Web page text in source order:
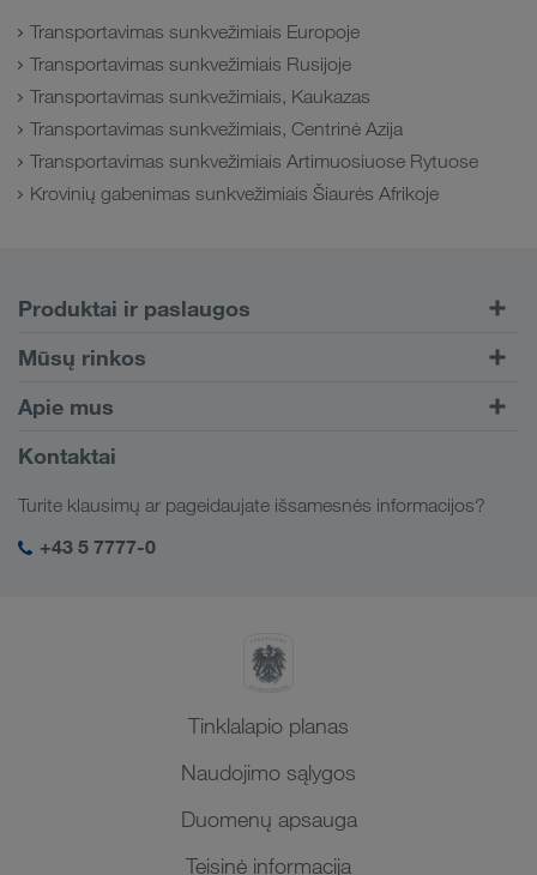
Transportavimas sunkvežimiais Europoje
Transportavimas sunkvežimiais Rusijoje
Transportavimas sunkvežimiais, Kaukazas
Transportavimas sunkvežimiais, Centrinė Azija
Transportavimas sunkvežimiais Artimuosiuose Rytuose
Krovinių gabenimas sunkvežimiais Šiaurės Afrikoje
Produktai ir paslaugos
Kelių transportas
Klientų portalas CONNECT
Skaitmeniniai sprendimai
Mūsų rinkos
Europa
Kaukazas
Centrinė Azija
Artimieji Rytai
Apie mus
Įmonės informacija
Socialinė atsakomybė
SHEQ-valdymas
Kontaktai
Turite klausimų ar pageidaujate išsamesnės informacijos?
+43 5 7777-0
Tinklalapio planas
Naudojimo sąlygos
Duomenų apsauga
Teisinė informacija